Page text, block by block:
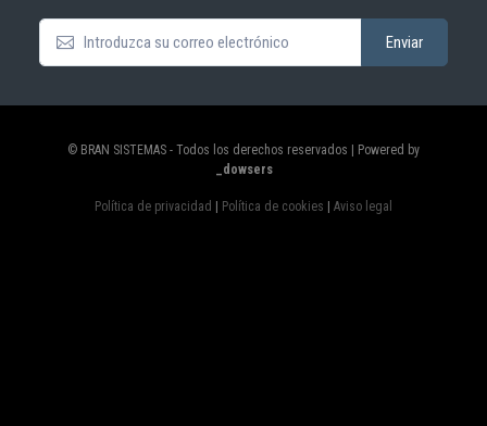
© BRAN SISTEMAS - Todos los derechos reservados | Powered by
_dowsers
Política de privacidad Política de cookies Aviso legal